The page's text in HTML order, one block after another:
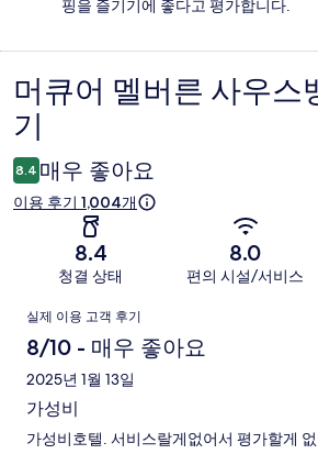
핑을 즐기기에 좋다고 평가합니다.
이
용
후
기
머큐어 멜버른 사우스
기
8.4 매우 좋아요
이용 후기 1,004개
8.4
청결 상태
8.0
편의 시설/서비스
이
용
후
기
실제 이용 고객 후기
8/10 - 매우 좋아요
2025년 1월 13일
가성비
가성비호텔. 서비스랄게없어서 평가할게